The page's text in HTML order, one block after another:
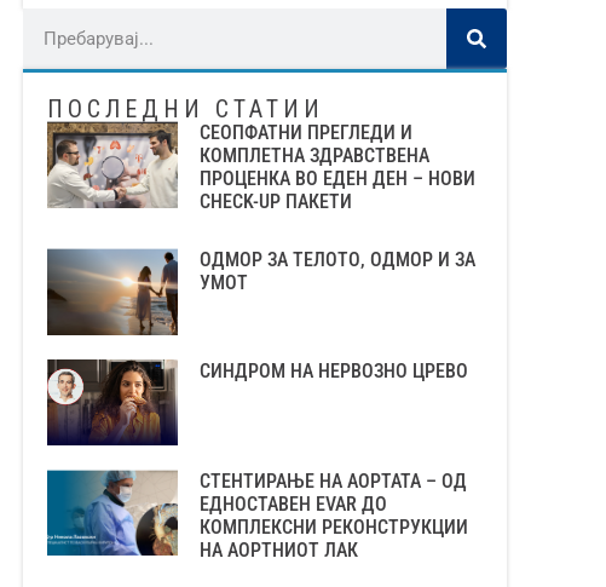
ПОСЛЕДНИ СТАТИИ
СЕОПФАТНИ ПРЕГЛЕДИ И
КОМПЛЕТНА ЗДРАВСТВЕНА
ПРОЦЕНКА ВО ЕДЕН ДЕН – НОВИ
CHECK-UP ПАКЕТИ
ОДМОР ЗА ТЕЛОТО, ОДМОР И ЗА
УМОТ
СИНДРОМ НА НЕРВОЗНО ЦРЕВО
СТЕНТИРАЊЕ НА АОРТАТА – ОД
ЕДНОСТАВЕН EVAR ДО
КОМПЛЕКСНИ РЕКОНСТРУКЦИИ
НА АОРТНИОТ ЛАК